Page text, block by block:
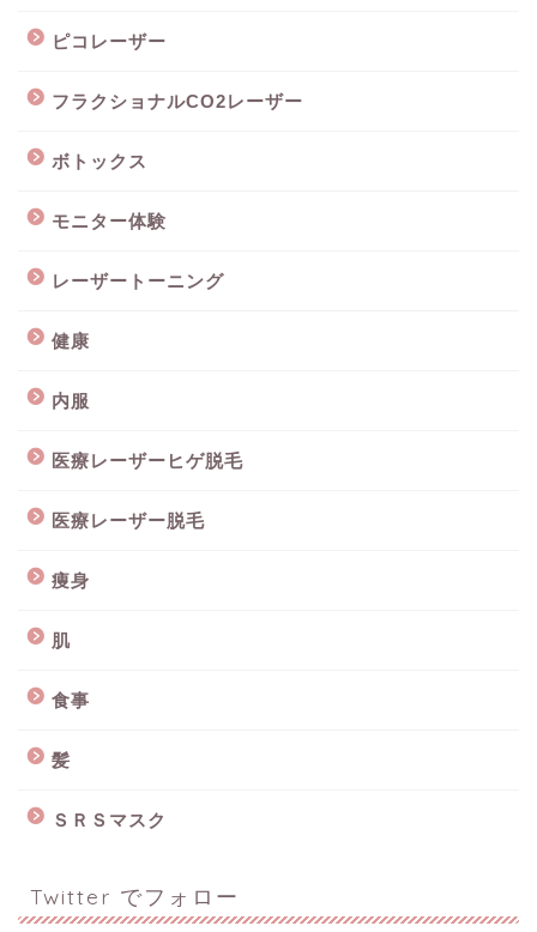
ピコレーザー
フラクショナルCO2レーザー
ボトックス
モニター体験
レーザートーニング
健康
内服
医療レーザーヒゲ脱毛
医療レーザー脱毛
痩身
肌
食事
髪
ＳＲＳマスク
Twitter でフォロー